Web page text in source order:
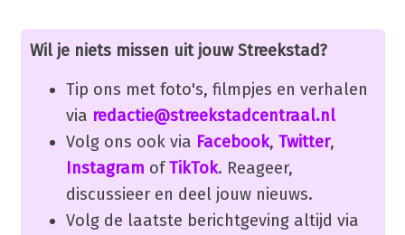
Wil je niets missen uit jouw Streekstad?
Tip ons met foto's, filmpjes en verhalen
via redactie@streekstadcentraal.nl
Volg ons ook via Facebook, Twitter,
Instagram ofTikTok. Reageer,
discussieer en deel jouw nieuws.
Volg de laatste berichtgeving altijd via